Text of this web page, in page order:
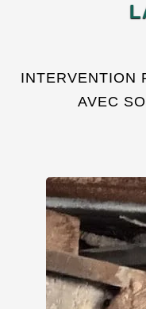
INTERVENTION
AVEC